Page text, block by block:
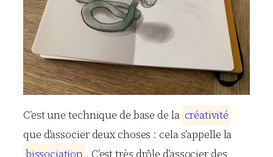
C’est une technique de base de la créativité
que d’associer deux choses : cela s’appelle la
bissociation . C’est très drôle d’associer des